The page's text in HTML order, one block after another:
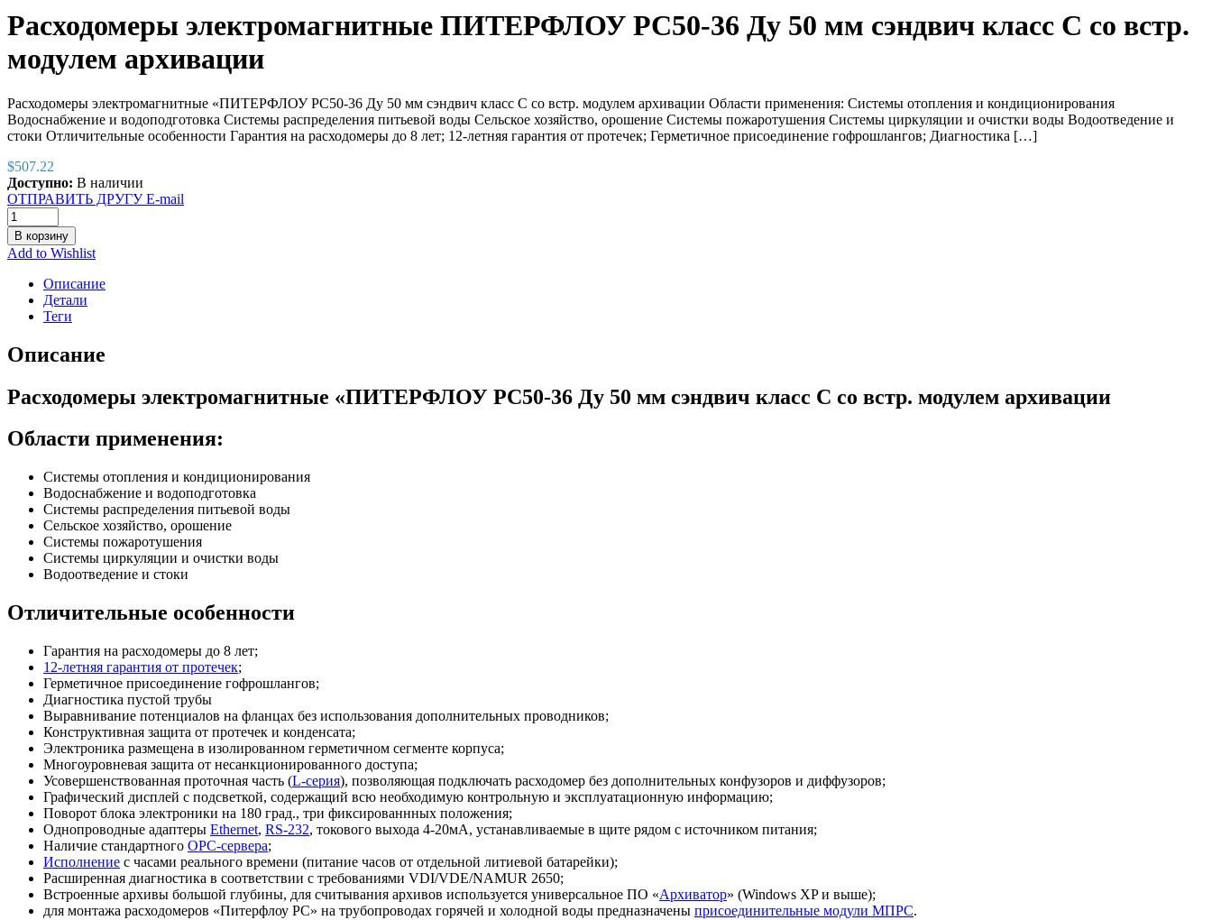
Расходомеры электромагнитные ПИТЕРФЛОУ РС50-36 Ду 50 мм сэндвич класс С со встр.
модулем архивации
Расходомеры электромагнитные «ПИТЕРФЛОУ РС50-36 Ду 50 мм сэндвич класс С со встр. модулем архивации Области применения: Системы отопления и кондиционирования
Водоснабжение и водоподготовка Системы распределения питьевой воды Сельское хозяйство, орошение Системы пожаротушения Системы циркуляции и очистки воды Водоотведение и
стоки Отличительные особенности Гарантия на расходомеры до 8 лет; 12-летняя гарантия от протечек; Герметичное присоединение гофрошлангов; Диагностика […]
$507.22
Доступно: В наличии
ОТПРАВИТЬ ДРУГУ E-mail
В корзину
Add to Wishlist
Описание
Детали
Теги
Описание
Расходомеры электромагнитные «ПИТЕРФЛОУ РС50-36 Ду 50 мм сэндвич класс С со встр. модулем архивации
Области применения:
Системы отопления и кондиционирования
Водоснабжение и водоподготовка
Системы распределения питьевой воды
Сельское хозяйство, орошение
Системы пожаротушения
Системы циркуляции и очистки воды
Водоотведение и стоки
Отличительные особенности
Гарантия на расходомеры до 8 лет;
12-летняя гарантия от протечек;
Герметичное присоединение гофрошлангов;
Диагностика пустой трубы
Выравнивание потенциалов на фланцах без использования дополнительных проводников;
Конструктивная защита от протечек и конденсата;
Электроника размещена в изолированном герметичном сегменте корпуса;
Многоуровневая защита от несанкционированного доступа;
Усовершенствованная проточная часть (L-серия), позволяющая подключать расходомер без дополнительных конфузоров и диффузоров;
Графический дисплей с подсветкой, содержащий всю необходимую контрольную и эксплуатационную информацию;
Поворот блока электроники на 180 град., три фиксированнных положения;
Однопроводные адаптеры Ethernet, RS-232, токового выхода 4-20мА, устанавливаемые в щите рядом с источником питания;
Наличие стандартного ОРС-сервера;
Исполнение с часами реального времени (питание часов от отдельной литиевой батарейки);
Расширенная диагностика в соответствии с требованиями VDI/VDE/NAMUR 2650;
Встроенные архивы большой глубины, для считывания архивов используется универсальное ПО «Архиватор» (Windows XP и выше);
для монтажа расходомеров «Питерфлоу РС» на трубопроводах горячей и холодной воды предназначены присоединительные модули МПРС.